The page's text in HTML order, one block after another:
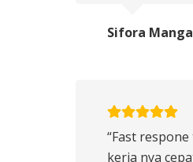
Sifora
“Fast
kerja nya